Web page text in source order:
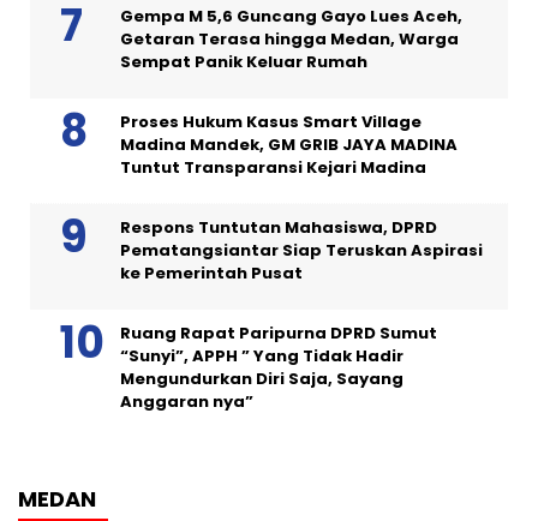
Gempa M 5,6 Guncang Gayo Lues Aceh,
Getaran Terasa hingga Medan, Warga
Sempat Panik Keluar Rumah
Proses Hukum Kasus Smart Village
Madina Mandek, GM GRIB JAYA MADINA
Tuntut Transparansi Kejari Madina
Respons Tuntutan Mahasiswa, DPRD
Pematangsiantar Siap Teruskan Aspirasi
ke Pemerintah Pusat
Ruang Rapat Paripurna DPRD Sumut
“Sunyi”, APPH ” Yang Tidak Hadir
Mengundurkan Diri Saja, Sayang
Anggaran nya”
MEDAN